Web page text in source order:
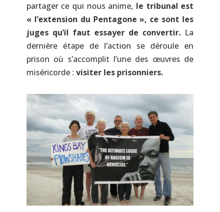
partager ce qui nous anime, le tribunal est
« l’extension du Pentagone », ce sont les
juges qu’il faut essayer de convertir. La
dernière étape de l’action se déroule en
prison où s’accomplit l’une des œuvres de
miséricorde : visiter les prisonniers.